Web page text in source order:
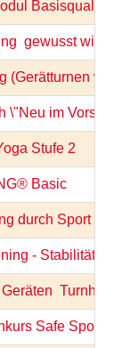
 gewusst wie
(Gerätturnen
\"Neu im
Stufe 2
Basic
durch Sport -
- Stabilität

Safe Sport